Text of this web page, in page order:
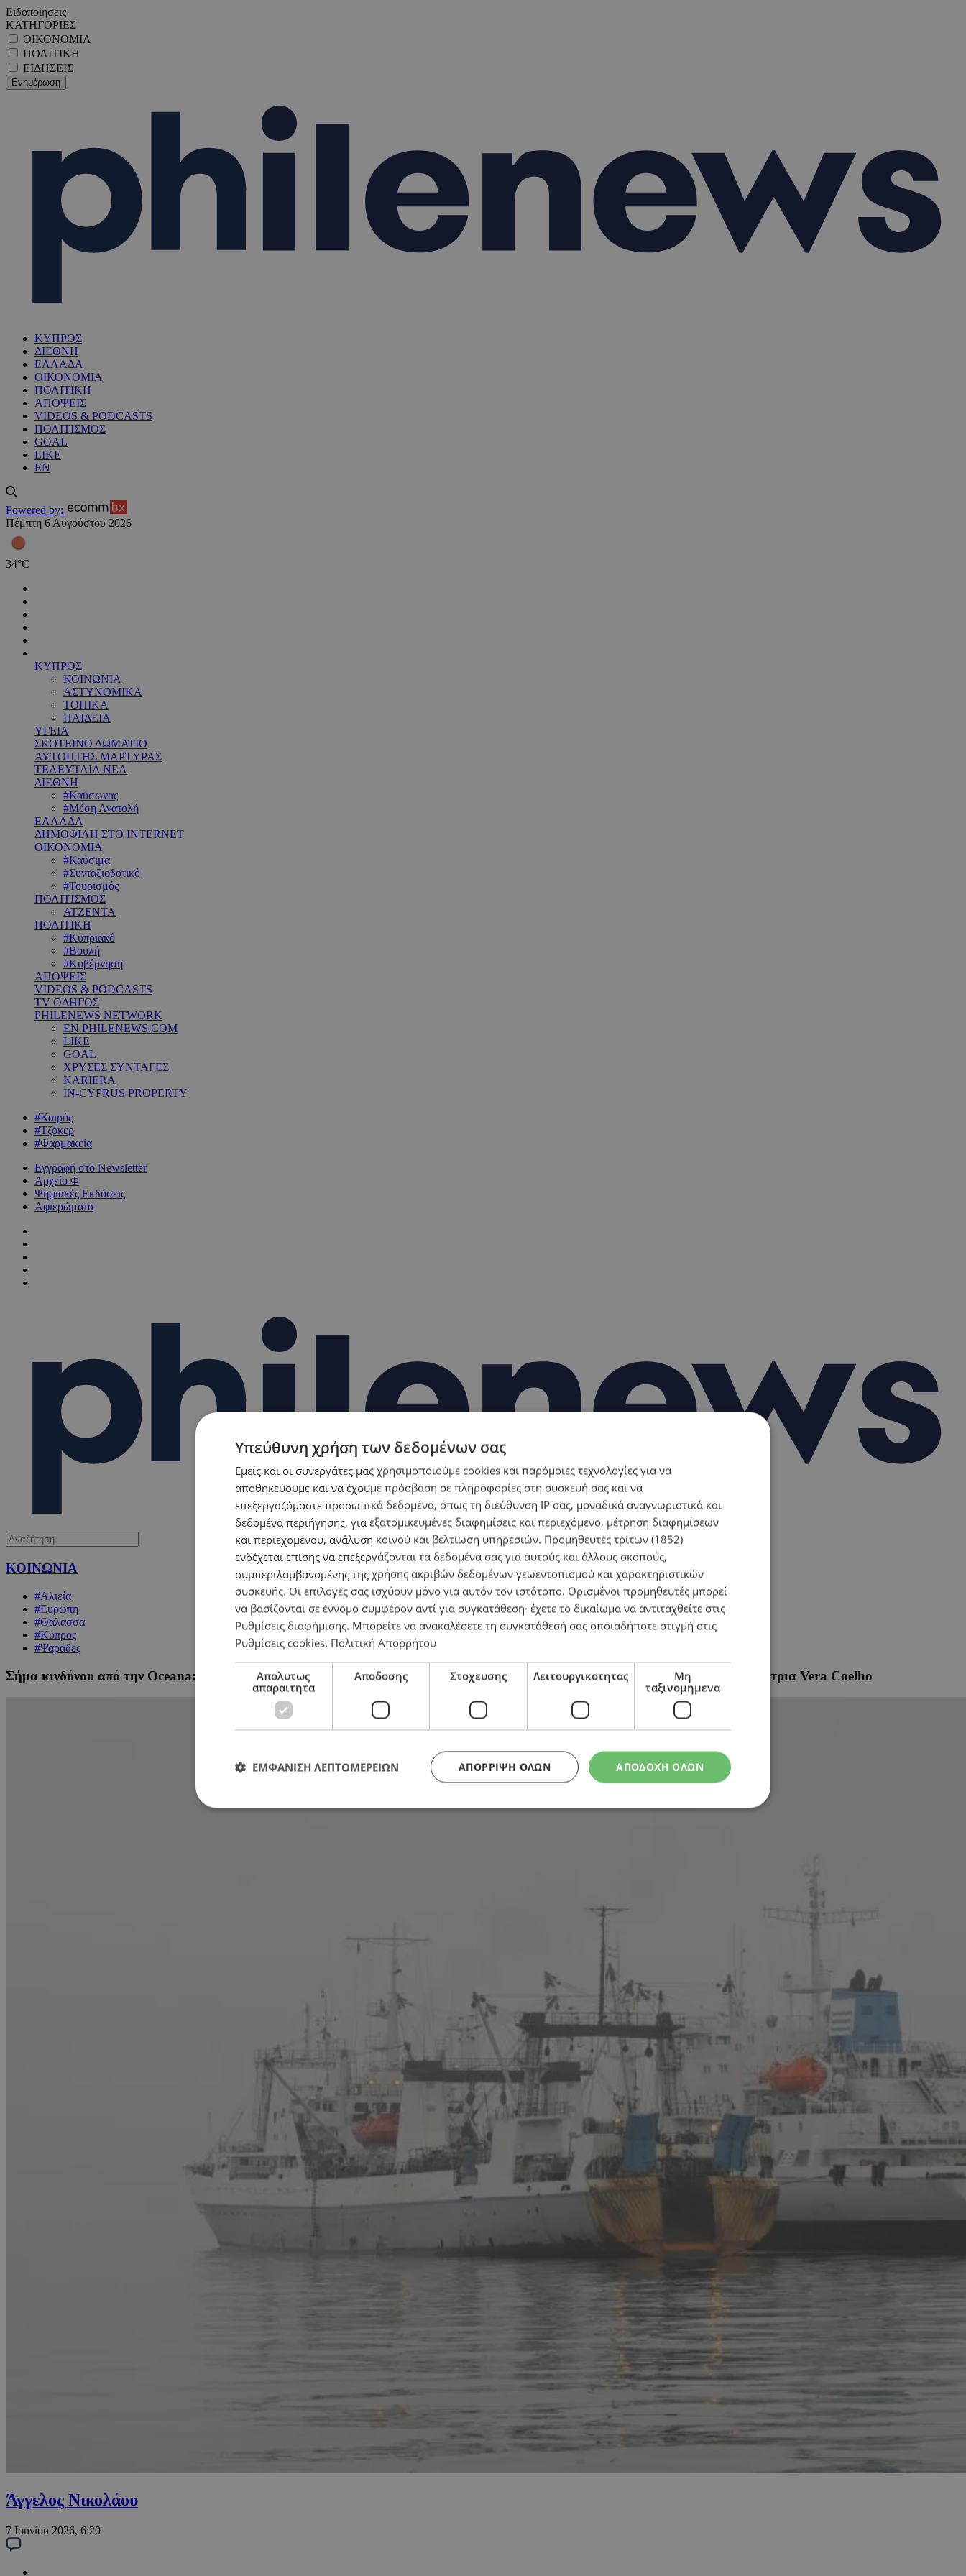
Ειδοποιήσεις
ΚΑΤΗΓΟΡΙΕΣ
ΟΙΚΟΝΟΜΙΑ
ΠΟΛΙΤΙΚΗ
ΕΙΔΗΣΕΙΣ
ΚΥΠΡΟΣ
ΔΙΕΘΝΗ
ΕΛΛΑΔΑ
ΟΙΚΟΝΟΜΙΑ
ΠΟΛΙΤΙΚΗ
ΑΠΟΨΕΙΣ
VIDEOS & PODCASTS
ΠΟΛΙΤΙΣΜΟΣ
GOAL
LIKE
EN
Powered by:
Πέμπτη 6 Αυγούστου 2026
34°C
ΚΥΠΡΟΣ
ΚΟΙΝΩΝΙΑ
ΑΣΤΥΝΟΜΙΚΑ
ΤΟΠΙΚΑ
ΠΑΙΔΕΙΑ
ΥΓΕΙΑ
ΣΚΟΤΕΙΝΟ ΔΩΜΑΤΙΟ
ΑΥΤΟΠΤΗΣ ΜΑΡΤΥΡΑΣ
ΤΕΛΕΥΤΑΙΑ ΝΕΑ
ΔΙΕΘΝΗ
#Καύσωνας
#Μέση Ανατολή
ΕΛΛΑΔΑ
ΔΗΜΟΦΙΛΗ ΣΤΟ INTERNET
ΟΙΚΟΝΟΜΙΑ
#Καύσιμα
#Συνταξιοδοτικό
#Τουρισμός
ΠΟΛΙΤΙΣΜΟΣ
ΑΤΖΕΝΤΑ
ΠΟΛΙΤΙΚΗ
#Κυπριακό
#Βουλή
#Κυβέρνηση
ΑΠΟΨΕΙΣ
VIDEOS & PODCASTS
TV ΟΔΗΓΟΣ
PHILENEWS NETWORK
EN.PHILENEWS.COM
LIKE
GOAL
ΧΡΥΣΕΣ ΣΥΝΤΑΓΕΣ
KARIERA
IN-CYPRUS PROPERTY
#Καιρός
#Τζόκερ
#Φαρμακεία
Εγγραφή στο Newsletter
Αρχείο Φ
Ψηφιακές Εκδόσεις
Αφιερώματα
ΚΟΙΝΩΝΙΑ
#Αλιεία
#Ευρώπη
#Θάλασσα
#Κύπρος
#Ψαράδες
Σήμα κινδύνου από την Oceana: «Η Κύπρος μπορεί να ηγηθεί στην ΕΕ κατά της παράνομης αλιείας», λέει η Εκτελεστική Διευθύντρια Vera Coelho
Άγγελος Νικολάου
7 Ιουνίου 2026, 6:20
Υπεύθυνη χρήση των δεδομένων σας
Εμείς και οι συνεργάτες μας χρησιμοποιούμε cookies και παρόμοιες τεχνολογίες για να
αποθηκεύουμε και να έχουμε πρόσβαση σε πληροφορίες στη συσκευή σας και να
επεξεργαζόμαστε προσωπικά δεδομένα, όπως τη διεύθυνση IP σας, μοναδικά αναγνωριστικά και
δεδομένα περιήγησης, για εξατομικευμένες διαφημίσεις και περιεχόμενο, μέτρηση διαφημίσεων
και περιεχομένου, ανάλυση κοινού και βελτίωση υπηρεσιών. Προμηθευτές τρίτων (1852)
ενδέχεται επίσης να επεξεργάζονται τα δεδομένα σας για αυτούς και άλλους σκοπούς,
συμπεριλαμβανομένης της χρήσης ακριβών δεδομένων γεωεντοπισμού και χαρακτηριστικών
συσκευής. Οι επιλογές σας ισχύουν μόνο για αυτόν τον ιστότοπο. Ορισμένοι προμηθευτές μπορεί
να βασίζονται σε έννομο συμφέρον αντί για συγκατάθεση· έχετε το δικαίωμα να αντιταχθείτε στις
Ρυθμίσεις διαφήμισης. Μπορείτε να ανακαλέσετε τη συγκατάθεσή σας οποιαδήποτε στιγμή στις
Ρυθμίσεις cookies. Πολιτική Απορρήτου
Απολυτως
απαραιτητα
Αποδοσης Στοχευσης Λειτουργικοτητας
Μη
ταξινομημενα
ΑΠΟΔΟΧΗ ΟΛΩΝ
ΑΠΌΡΡΙΨΗ ΌΛΩΝ
ΕΜΦΑΝΙΣΗ ΛΕΠΤΟΜΕΡΕΙΩΝ